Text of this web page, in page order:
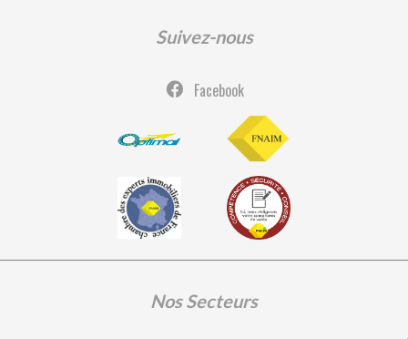
Suivez-nous
Facebook
Nos Secteurs